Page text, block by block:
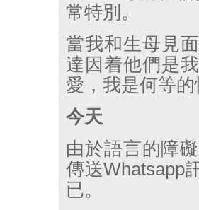
常特別。
當我和生母見
達因着他們是
愛，我是何等
今天
由於語言的障
傳送Whatsapp
已。